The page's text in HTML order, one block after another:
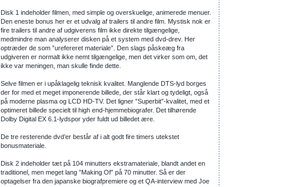
Disk 1 indeholder filmen, med simple og overskuelige, animerede menuer.
Den eneste bonus her er et udvalg af trailers til andre film. Mystisk nok er
fire trailers til andre af udgiverens film ikke direkte tilgængelige,
medmindre man analyserer disken på et system med dvd-drev. Her
optræder de som ”urefereret materiale”. Den slags påskeæg fra
udgiveren er normalt ikke nemt tilgængelige, men det virker som om, det
ikke var meningen, man skulle finde dette.
Selve filmen er i upåklagelig teknisk kvalitet. Manglende DTS-lyd borges
der for med et meget imponerende billede, der står klart og tydeligt, også
på moderne plasma og LCD HD-TV. Det ligner ”Superbit”-kvalitet, med et
optimeret billede specielt til high end-hjemmebiografer. Det tilhørende
Dolby Digital EX 6.1-lydspor yder fuldt ud billedet ære.
De tre resterende dvd’er består af i alt godt fire timers utekstet
bonusmateriale.
Disk 2 indeholder tæt på 104 minutters ekstramateriale, blandt andet en
traditionel, men meget lang ”Making Of” på 70 minutter. Så er der
optagelser fra den japanske biografpremiere og et QA-interview med Joe